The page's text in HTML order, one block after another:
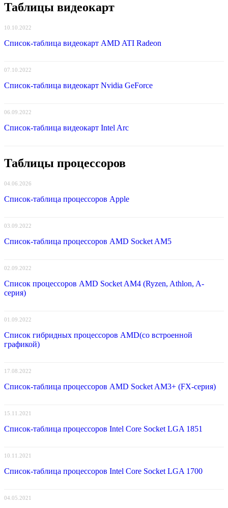
Таблицы видеокарт
10.10.2022
Список-таблица видеокарт AMD ATI Radeon
07.10.2022
Список-таблица видеокарт Nvidia GeForce
06.09.2022
Список-таблица видеокарт Intel Arc
Таблицы процессоров
04.06.2026
Список-таблица процессоров Apple
03.09.2022
Список-таблица процессоров AMD Socket AM5
02.09.2022
Список процессоров AMD Socket AM4 (Ryzen, Athlon, A-
серия)
01.09.2022
Список гибридных процессоров AMD(со встроенной
графикой)
17.08.2022
Список-таблица процессоров AMD Socket AM3+ (FX-серия)
15.11.2021
Список-таблица процессоров Intel Core Socket LGA 1851
10.11.2021
Список-таблица процессоров Intel Core Socket LGA 1700
04.05.2021